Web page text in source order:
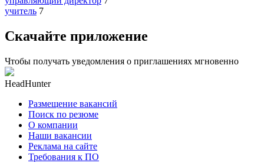
учитель 7
Скачайте приложение
Чтобы получать уведомления о приглашениях мгновенно
HeadHunter
Размещение вакансий
Поиск по резюме
О компании
Наши вакансии
Реклама на сайте
Требования к ПО